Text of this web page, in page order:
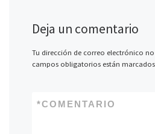
Deja un comentario
Tu dirección de correo electrónico
campos obligatorios están
COMENTARIO
*